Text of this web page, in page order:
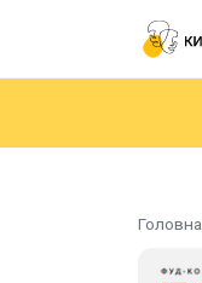
Головна